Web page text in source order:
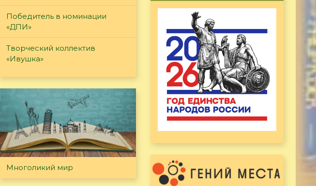
Победитель в номинации
«ДПИ»
Творческий коллектив
«Ивушка»
Многоликий мир